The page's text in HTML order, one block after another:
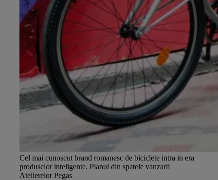
Cel mai cunoscut brand romanesc de biciclete intra in era
produselor inteligente. Planul din spatele vanzarii
Atelierelor Pegas